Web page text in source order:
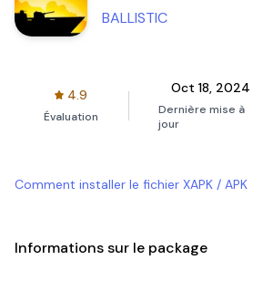
BALLISTIC
4.9
Évaluation
Oct 18, 2024
Dernière mise à
jour
Comment installer le fichier XAPK / APK
Informations sur le package